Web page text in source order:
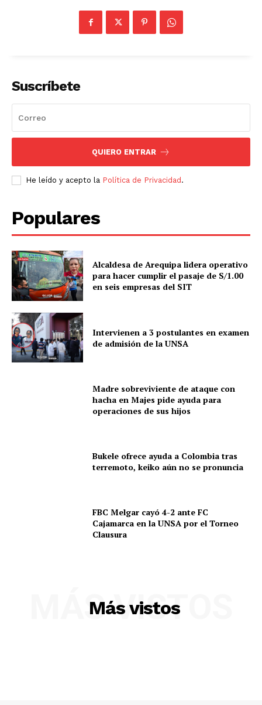
Suscríbete
QUIERO ENTRAR
He leído y acepto la Política de Privacidad .
Populares
Alcaldesa de Arequipa lidera operativo
para hacer cumplir el pasaje de S/1.00
en seis empresas del SIT
Intervienen a 3 postulantes en examen
de admisión de la UNSA
Madre sobreviviente de ataque con
hacha en Majes pide ayuda para
operaciones de sus hijos
Bukele ofrece ayuda a Colombia tras
terremoto, keiko aún no se pronuncia
FBC Melgar cayó 4-2 ante FC
Cajamarca en la UNSA por el Torneo
Clausura
Más vistos
MÁS VISTOS